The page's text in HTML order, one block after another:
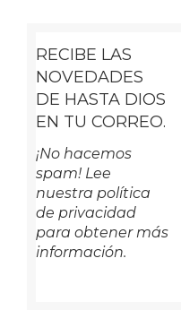
RECIBE LAS
NOVEDADES
DE HASTA DIOS
EN TU CORREO.
¡No hacemos
spam! Lee
nuestra política
de privacidad
para obtener más
información.